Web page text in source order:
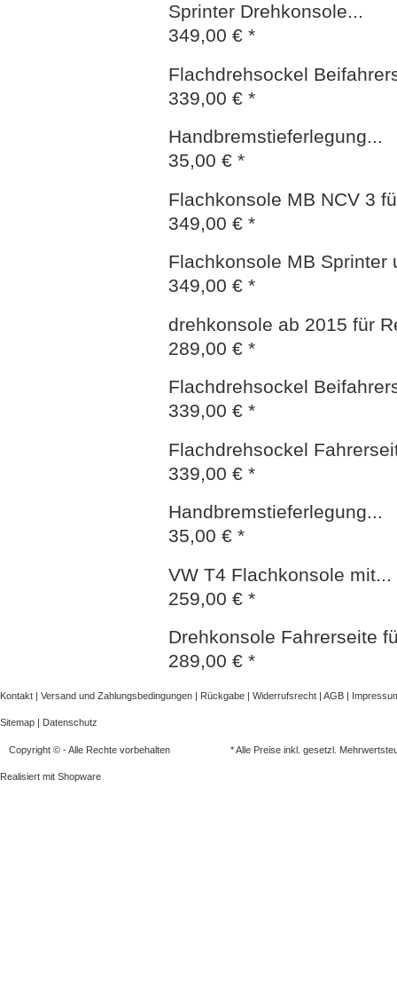
Sprinter Drehkonsole...
349,00 € *
Flachdrehsockel
339,00 € *
Handbremstieferlegung...
35,00 € *
Flachkonsole MB NCV 3
349,00 € *
Flachkonsole MB Sprinter
349,00 € *
drehkonsole ab 2015 für
289,00 € *
Flachdrehsockel
339,00 € *
Flachdrehsockel
339,00 € *
Handbremstieferlegung...
35,00 € *
VW T4 Flachkonsole mit...
259,00 € *
Drehkonsole Fahrerseite
289,00 € *
Kontakt | Versand und Zahlungsbedingungen | Rückgabe | Widerrufsrecht | AGB |
Sitemap | Datenschutz
Copyright © - Alle Rechte vorbehalten * Alle Preise inkl. gesetzl.
Realisiert mit Shopware